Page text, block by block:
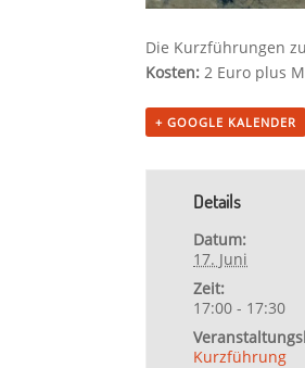
Die Kurzführungen
Kosten: 2 Euro plus
+ GOOGLE KALENDER
Details
Datum:
17. Juni
Zeit:
17:00 - 17:30
Kurzführung